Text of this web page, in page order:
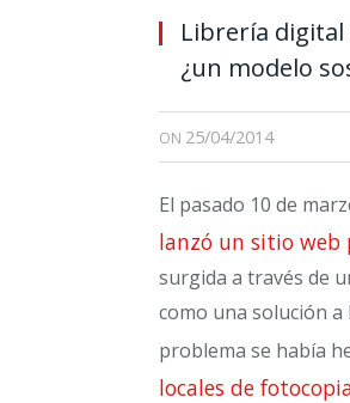
Librería
¿un modelo
ON 25/04/2014
El pasado 10 de
lanzó un sitio web
surgida a través de
como una solución a
problema se había
locales de